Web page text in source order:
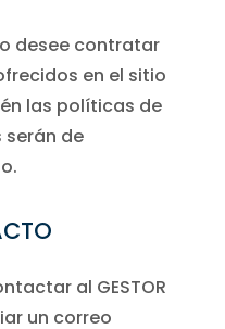
desee contratar
en el sitio
las políticas de
de
al GESTOR
un correo